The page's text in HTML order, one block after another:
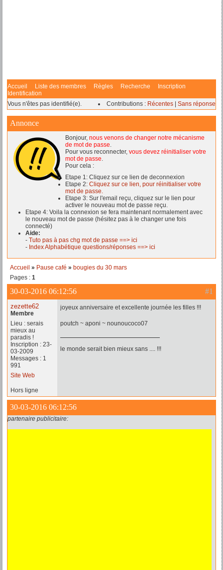
Accueil Liste des membres Règles Recherche
Inscription
Identification
Vous n'êtes pas identifié(e).
Contributions : Récentes Sans réponse
Annonce
Bonjour, nous venons de changer notre mécanisme
de mot de passe.
Pour vous reconnecter, vous devez réinitialiser votre
mot de passe.
Pour cela :
Etape 1: Cliquez sur ce lien de deconnexion
Etape 2: Cliquez sur ce lien, pour réinitialiser votre
mot de passe.
Etape 3: Sur l'email reçu, cliquez sur le lien pour
activer le nouveau mot de passe reçu.
Etape 4: Voila la connexion se fera maintenant normalement avec
le nouveau mot de passe (hésitez pas à le changer une fois
connecté)
Aide:
- Tuto pas à pas chg mot de passe ==> ici
- Index Alphabétique questions/réponses ==> ici
Accueil » Pause café » bougies du 30 mars
Pages : 1
#1
30-03-2016 06:12:56
zezette62
Membre
Lieu : serais
mieux au
paradis !
Inscription : 23-
03-2009
Messages : 1
991
Site Web
joyeux anniversaire et excellente journée les filles !!!
poutch ~ aponi ~ nounoucoco07
le monde serait bien mieux sans .... !!!
Hors ligne
30-03-2016 06:12:56
partenaire publicitaire: